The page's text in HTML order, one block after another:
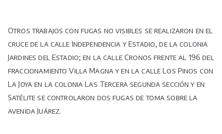
Otros trabajos con fugas no visibles se realizaron en el
cruce de la calle Independencia y Estadio, de la colonia
Jardines del Estadio; en la calle Cronos frente al 196 del
fraccionamiento Villa Magna y en la calle Los Pinos con
La Joya en la colonia Las Tercera segunda sección y en
Satélite se controlaron dos fugas de toma sobre la
avenida Juárez.